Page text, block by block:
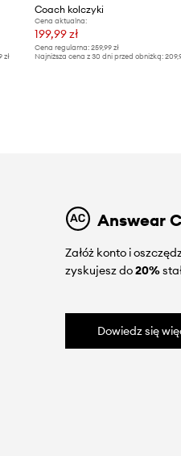
zł
Coach kolczyki
Cena aktualna:
199,99 zł
Cena regularna: 259,99 zł
Najniższa cena z 30 dni przed obniżką:
Answear
Załóż konto i
zyskujesz do20%
Dowiedz się